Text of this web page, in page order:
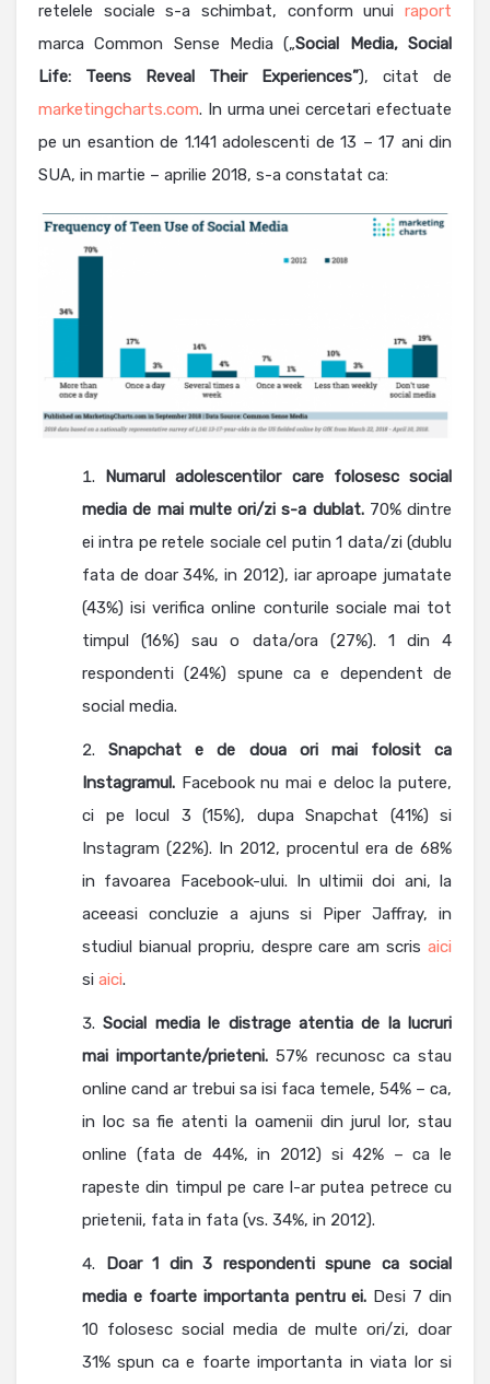
retelele sociale s-a schimbat, conform unui raport
marca Common Sense Media („Social Media, Social
Life: Teens Reveal Their Experiences”), citat de
marketingcharts.com. In urma unei cercetari efectuate
pe un esantion de 1.141 adolescenti de 13 – 17 ani din
SUA, in martie – aprilie 2018, s-a constatat ca:
Numarul adolescentilor care folosesc social
media de mai multe ori/zi s-a dublat. 70% dintre
ei intra pe retele sociale cel putin 1 data/zi (dublu
fata de doar 34%, in 2012), iar aproape jumatate
(43%) isi verifica online conturile sociale mai tot
timpul (16%) sau o data/ora (27%). 1 din 4
respondenti (24%) spune ca e dependent de
social media.
Snapchat e de doua ori mai folosit ca
Instagramul. Facebook nu mai e deloc la putere,
ci pe locul 3 (15%), dupa Snapchat (41%) si
Instagram (22%). In 2012, procentul era de 68%
in favoarea Facebook-ului. In ultimii doi ani, la
aceeasi concluzie a ajuns si Piper Jaffray, in
studiul bianual propriu, despre care am scris aici
si aici.
Social media le distrage atentia de la lucruri
mai importante/prieteni. 57% recunosc ca stau
online cand ar trebui sa isi faca temele, 54% – ca,
in loc sa fie atenti la oamenii din jurul lor, stau
online (fata de 44%, in 2012) si 42% – ca le
rapeste din timpul pe care l-ar putea petrece cu
prietenii, fata in fata (vs. 34%, in 2012).
Doar 1 din 3 respondenti spune ca social
media e foarte importanta pentru ei. Desi 7 din
10 folosesc social media de multe ori/zi, doar
31% spun ca e foarte importanta in viata lor si